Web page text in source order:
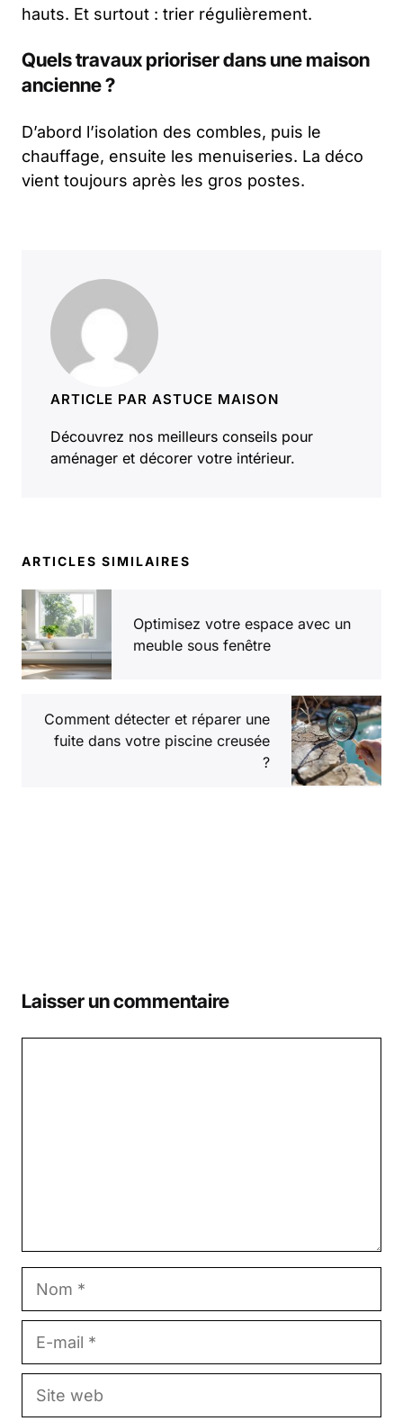
hauts. Et surtout : trier régulièrement.
Quels travaux prioriser dans une maison
ancienne ?
D’abord l’isolation des combles, puis le
chauffage, ensuite les menuiseries. La déco
vient toujours après les gros postes.
ARTICLE PAR ASTUCE MAISON
Découvrez nos meilleurs conseils pour
aménager et décorer votre intérieur.
ARTICLES SIMILAIRES
Optimisez votre espace avec un
meuble sous fenêtre
Comment détecter et réparer une
fuite dans votre piscine creusée
?
Laisser un commentaire
Site